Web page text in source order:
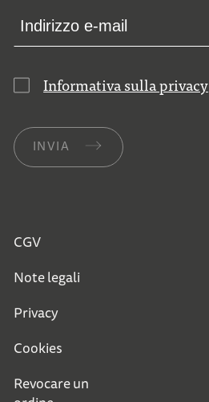
Informativa sulla privacy
INVIA
CGV
Note legali
Privacy
Cookies
Revocare un